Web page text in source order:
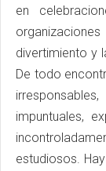
en
divertimiento y
De todo
impuntuales,
estudiosos.